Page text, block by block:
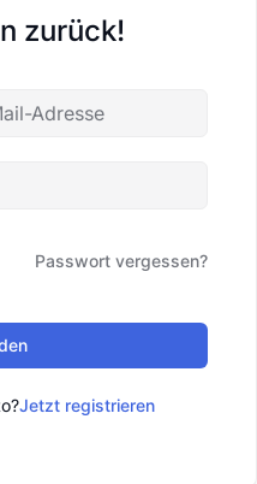
zurück!
Passwort vergessen?
Jetzt registrieren